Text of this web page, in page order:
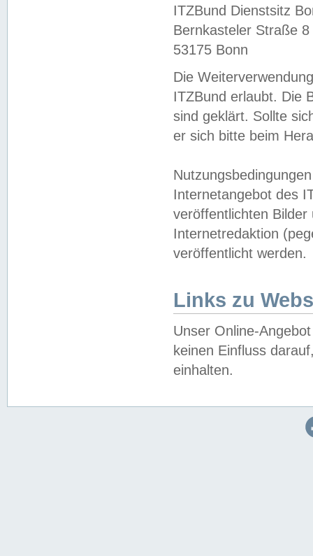
ITZBund Dienstsitz
Bernkasteler Straße 8
53175 Bonn
Die
ITZBund erlaubt. Die
sind geklärt. Sollte
er sich bitte beim
Internetangebot des
veröffentlichten
Internetredaktion
veröffentlicht werden.
Links zu
Unser Online-
keinen Einfluss
einhalten.